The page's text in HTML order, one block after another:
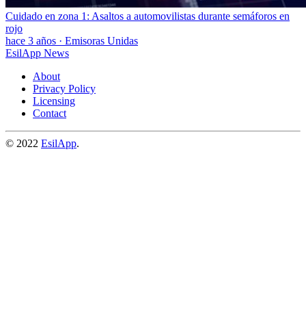
Cuidado en zona 1: Asaltos a automovilistas durante semáforos en
rojo
hace 3 años · Emisoras Unidas
EsilApp News
About
Privacy Policy
Licensing
Contact
© 2022 EsilApp.